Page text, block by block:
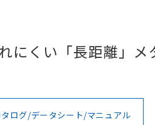
にくい「長距離」メ
タログ/データシート/マニュアル